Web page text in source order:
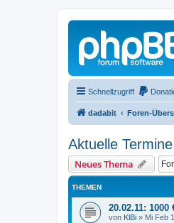
Schnellzugriff
dadabit Foren-
Aktuelle Termine
Neues Thema
THEMEN
20.02.11:
von KlBi » Mi Feb